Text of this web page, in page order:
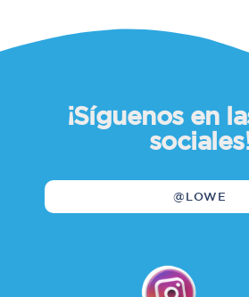
¡Síguenos en
@LOWE